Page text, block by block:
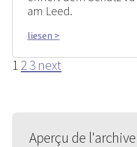
am Leed.
liesen >
1 23 next
Aperçu de l'archive